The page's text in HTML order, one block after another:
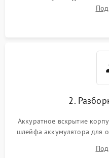
устройства. Оценка
лабораторного блока
2.
Аккуратное вскрытие
шлейфа аккумулятора для
высохшей